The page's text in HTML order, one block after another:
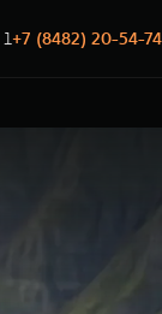
+7 (8482) 20-54-74